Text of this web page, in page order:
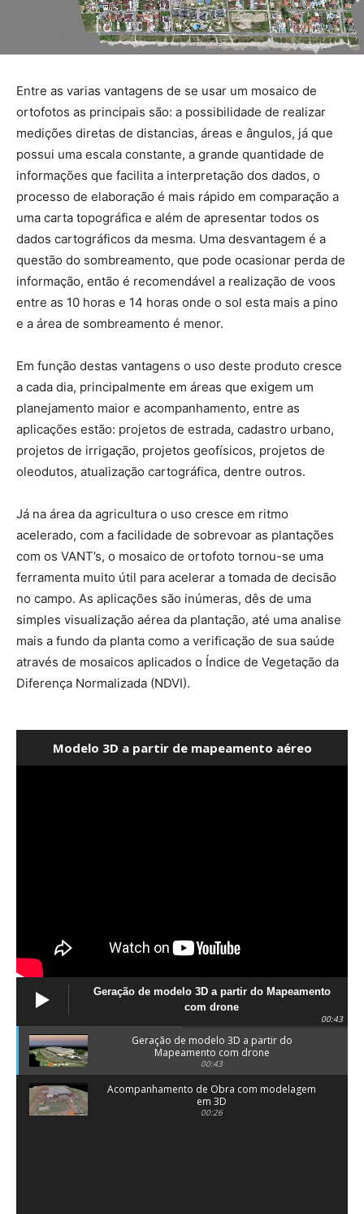
Entre as varias vantagens de se usar um mosaico de
ortofotos as principais são: a possibilidade de realizar
medições diretas de distancias, áreas e ângulos, já que
possui uma escala constante, a grande quantidade de
informações que facilita a interpretação dos dados, o
processo de elaboração é mais rápido em comparação a
uma carta topográfica e além de apresentar todos os
dados cartográficos da mesma. Uma desvantagem é a
questão do sombreamento, que pode ocasionar perda de
informação, então é recomendável a realização de voos
entre as 10 horas e 14 horas onde o sol esta mais a pino
e a área de sombreamento é menor.
Em função destas vantagens o uso deste produto cresce
a cada dia, principalmente em áreas que exigem um
planejamento maior e acompanhamento, entre as
aplicações estão: projetos de estrada, cadastro urbano,
projetos de irrigação, projetos geofísicos, projetos de
oleodutos, atualização cartográfica, dentre outros.
Já na área da agricultura o uso cresce em ritmo
acelerado, com a facilidade de sobrevoar as plantações
com os VANT’s, o mosaico de ortofoto tornou-se uma
ferramenta muito útil para acelerar a tomada de decisão
no campo. As aplicações são inúmeras, dês de uma
simples visualização aérea da plantação, até uma analise
mais a fundo da planta como a verificação de sua saúde
através de mosaicos aplicados o Índice de Vegetação da
Diferença Normalizada (NDVI).
Modelo 3D a partir de mapeamento aéreo
Geração de modelo 3D a partir do Mapeamento
com drone
00:43
Geração de modelo 3D a partir do
Mapeamento com drone
00:43
Acompanhamento de Obra com modelagem
em 3D
00:26